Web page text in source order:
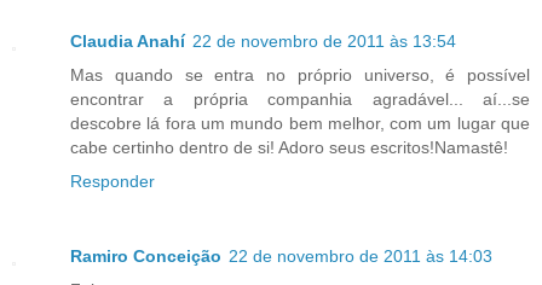
Claudia Anahí 22 de novembro de 2011 às 13:54
Mas quando se entra no próprio universo, é possível
encontrar a própria companhia agradável... aí...se
descobre lá fora um mundo bem melhor, com um lugar que
cabe certinho dentro de si! Adoro seus escritos!Namastê!
Responder
Ramiro Conceição 22 de novembro de 2011 às 14:03